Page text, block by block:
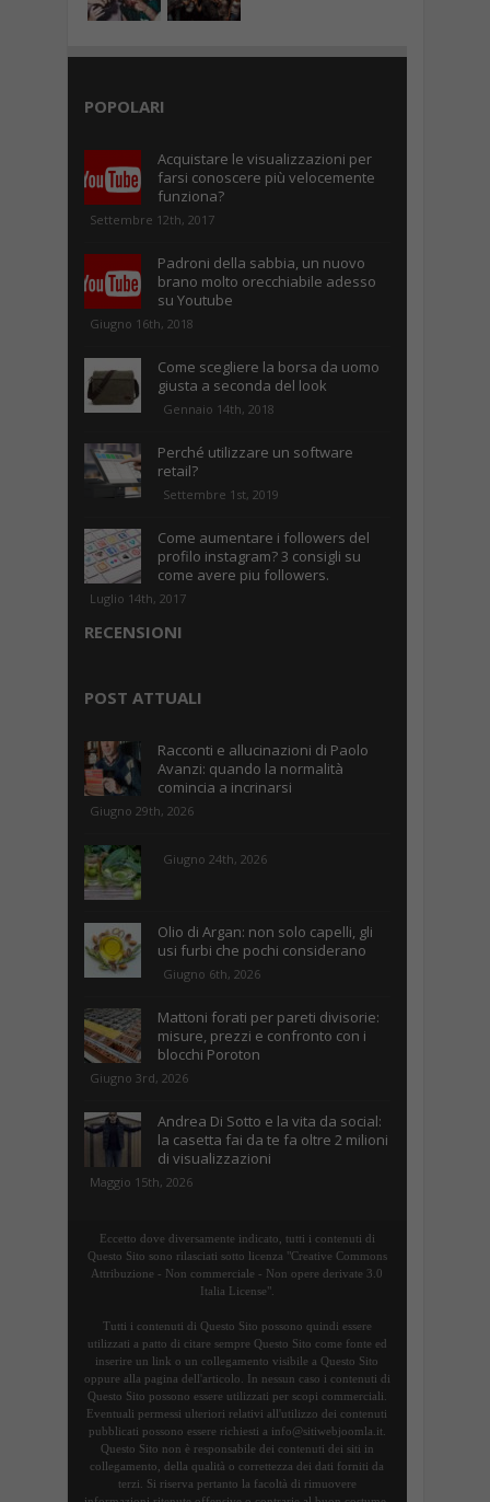
POPOLARI
Acquistare le visualizzazioni per
farsi conoscere più velocemente
funziona?
Settembre 12th, 2017
Padroni della sabbia, un nuovo
brano molto orecchiabile adesso
su Youtube
Giugno 16th, 2018
Come scegliere la borsa da uomo
giusta a seconda del look
Gennaio 14th, 2018
Perché utilizzare un software
retail?
Settembre 1st, 2019
Come aumentare i followers del
profilo instagram? 3 consigli su
come avere piu followers.
Luglio 14th, 2017
RECENSIONI
POST ATTUALI
Racconti e allucinazioni di Paolo
Avanzi: quando la normalità
comincia a incrinarsi
Giugno 29th, 2026
Giugno 24th, 2026
Olio di Argan: non solo capelli, gli
usi furbi che pochi considerano
Giugno 6th, 2026
Mattoni forati per pareti divisorie:
misure, prezzi e confronto con i
blocchi Poroton
Giugno 3rd, 2026
Andrea Di Sotto e la vita da social:
la casetta fai da te fa oltre 2 milioni
di visualizzazioni
Maggio 15th, 2026
Eccetto dove diversamente indicato, tutti i contenuti di
Questo Sito sono rilasciati sotto licenza "Creative Commons
Attribuzione - Non commerciale - Non opere derivate 3.0
Italia License".
Tutti i contenuti di Questo Sito possono quindi essere
utilizzati a patto di citare sempre Questo Sito come fonte ed
inserire un link o un collegamento visibile a Questo Sito
oppure alla pagina dell'articolo. In nessun caso i contenuti di
Questo Sito possono essere utilizzati per scopi commerciali.
Eventuali permessi ulteriori relativi all'utilizzo dei contenuti
pubblicati possono essere richiesti a info@sitiwebjoomla.it.
Questo Sito non è responsabile dei contenuti dei siti in
collegamento, della qualità o correttezza dei dati forniti da
terzi. Si riserva pertanto la facoltà di rimuovere